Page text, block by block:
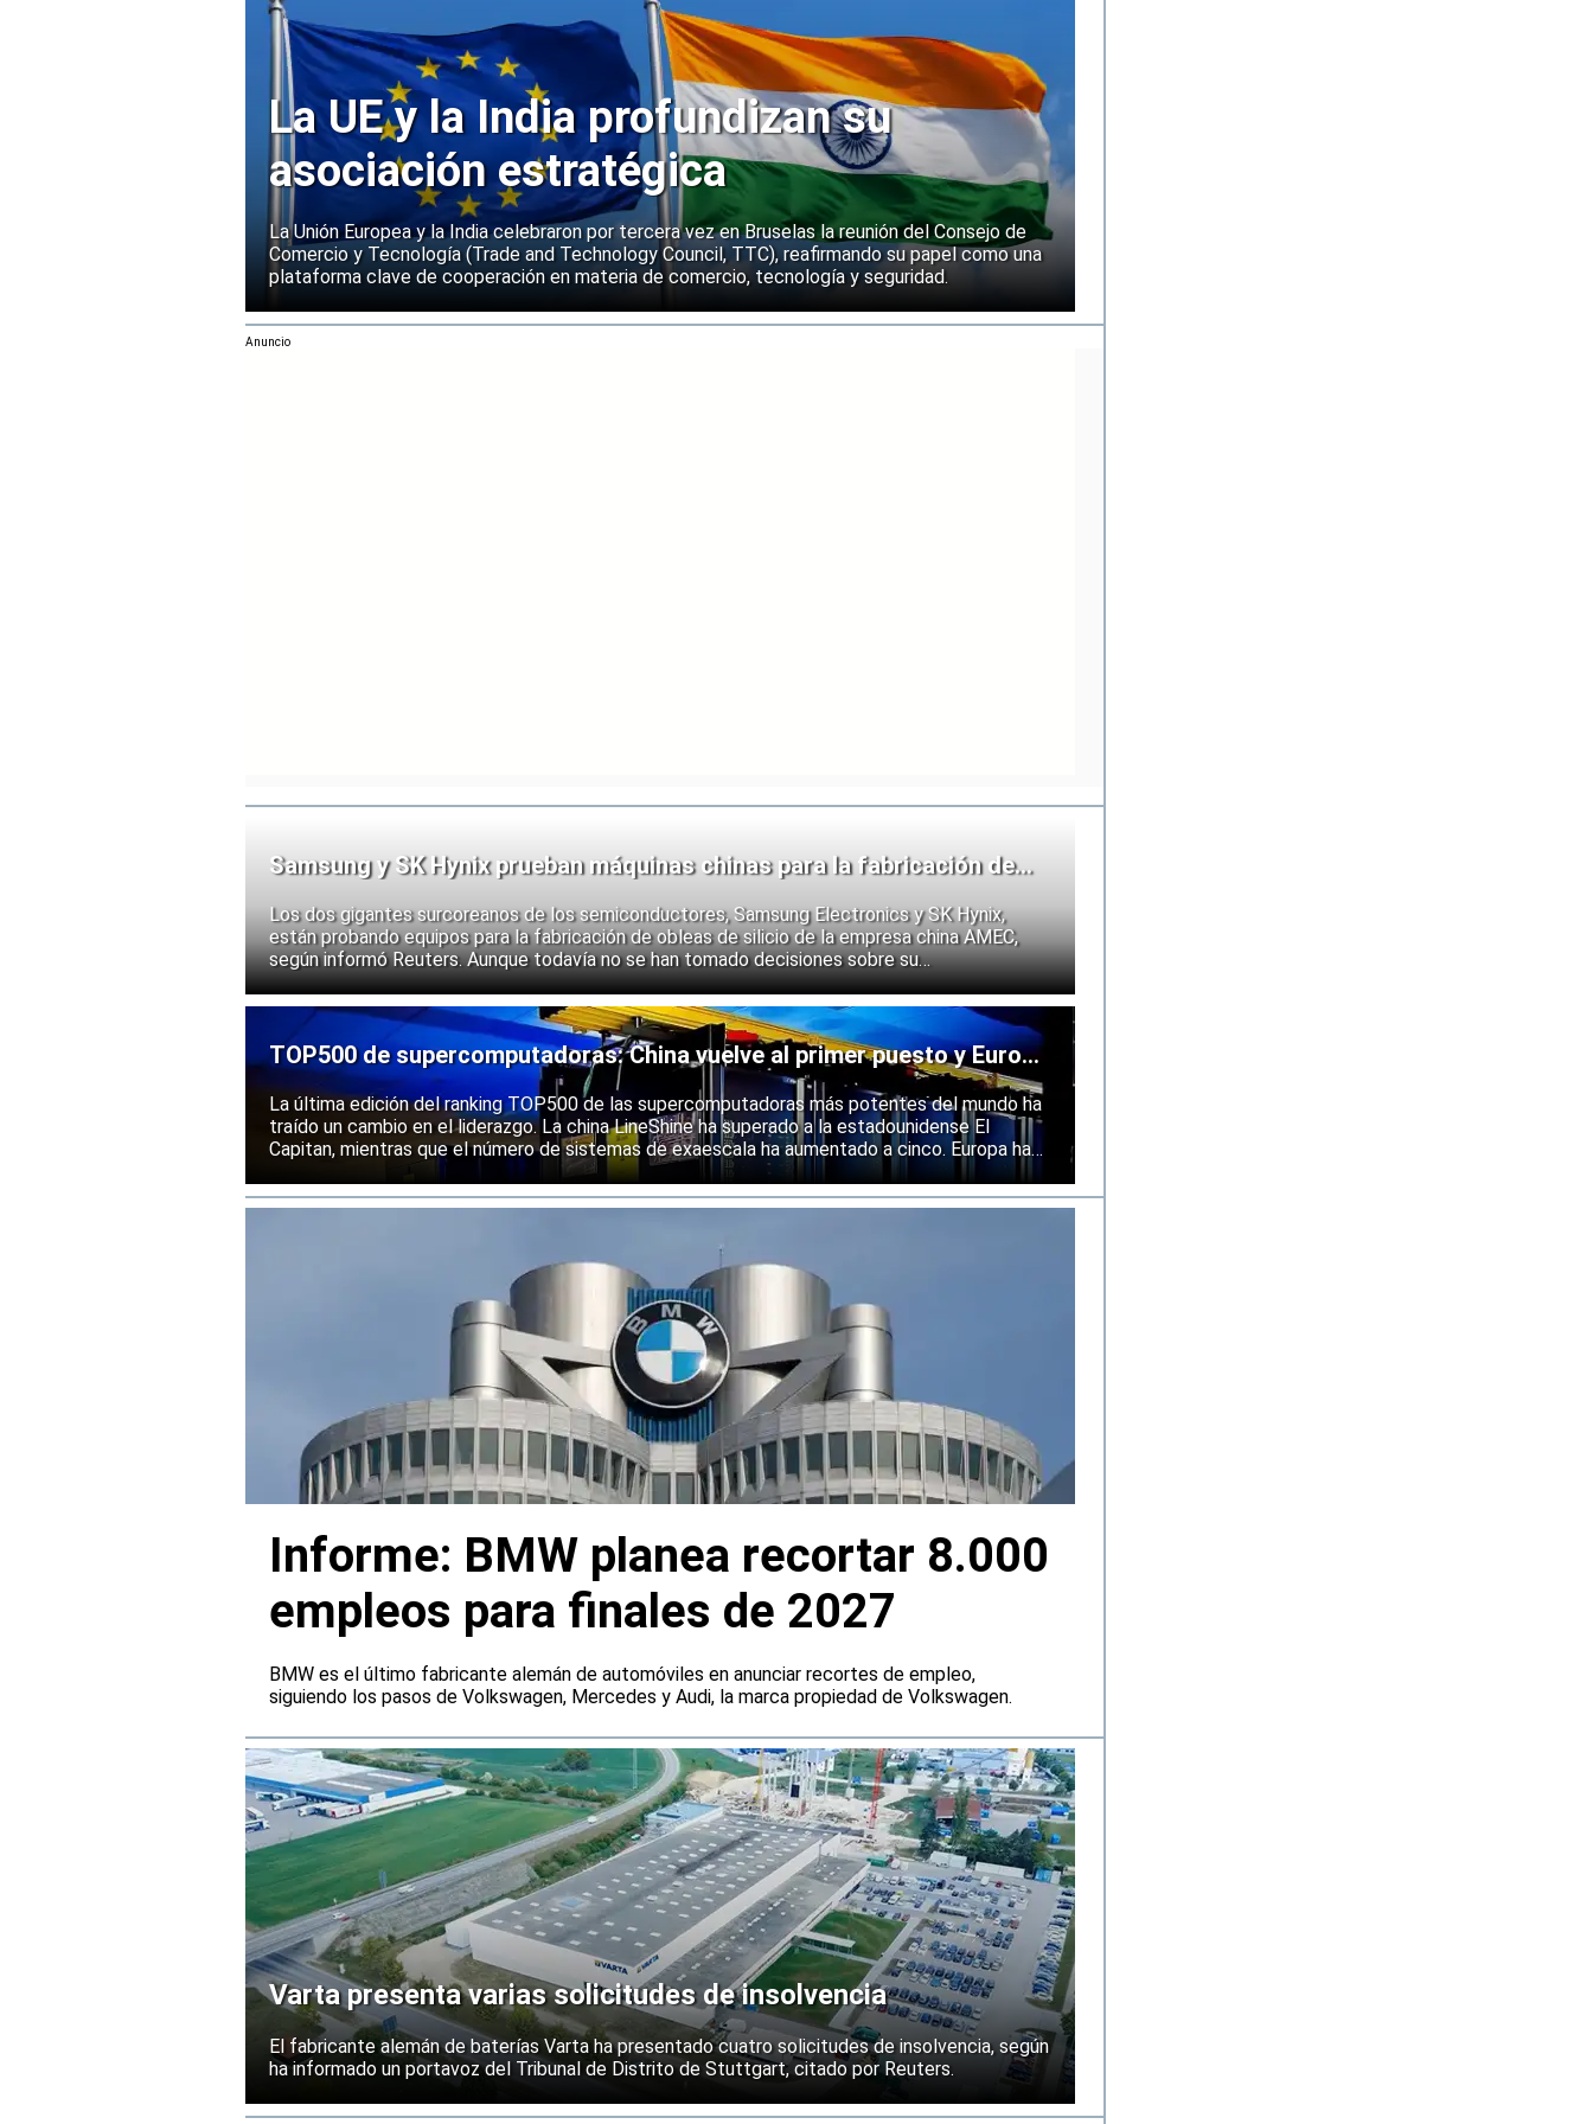
La UE y la India profundizan su
asociación estratégica
La Unión Europea y la India celebraron por tercera vez en Bruselas la reunión del Consejo de
Comercio y Tecnología (Trade and Technology Council, TTC), reafirmando su papel como una
plataforma clave de cooperación en materia de comercio, tecnología y seguridad.
Anuncio
Samsung y SK Hynix prueban máquinas chinas para la fabricación de
Los dos gigantes surcoreanos de los semiconductores, Samsung Electronics y SK Hynix,
están probando equipos para la fabricación de obleas de silicio de la empresa china AMEC,
según informó Reuters. Aunque todavía no se han tomado decisiones sobre su
implementación, las acciones de los fabricantes coreanos muestran que se están preparando
ante la posibilidad de un mayor endurecimiento de las restricciones estadounidenses a la
exportación de tecnologías de semiconductores.
TOP500 de supercomputadoras: China vuelve al primer puesto y Europa
mantiene una posición sólida
La última edición del ranking TOP500 de las supercomputadoras más potentes del mundo ha
traído un cambio en el liderazgo. La china LineShine ha superado a la estadounidense El
Capitan, mientras que el número de sistemas de exaescala ha aumentado a cinco. Europa ha
mantenido su posición entre las principales regiones mundiales en computación de alto
rendimiento.
Informe: BMW planea recortar 8.000
empleos para finales de 2027
BMW es el último fabricante alemán de automóviles en anunciar recortes de empleo,
siguiendo los pasos de Volkswagen, Mercedes y Audi, la marca propiedad de Volkswagen.
Varta presenta varias solicitudes de insolvencia
El fabricante alemán de baterías Varta ha presentado cuatro solicitudes de insolvencia, según
ha informado un portavoz del Tribunal de Distrito de Stuttgart, citado por Reuters.